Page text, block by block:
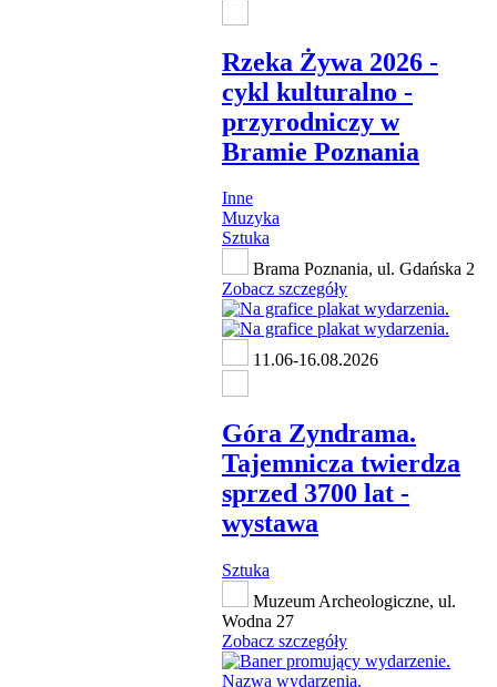
Rzeka Żywa 2026 -
cykl kulturalno -
przyrodniczy w
Bramie Poznania
Inne
Muzyka
Sztuka
Brama Poznania, ul. Gdańska 2
Zobacz szczegóły
11.06-16.08.2026
Góra Zyndrama.
Tajemnicza twierdza
sprzed 3700 lat -
wystawa
Sztuka
Muzeum Archeologiczne, ul.
Wodna 27
Zobacz szczegóły